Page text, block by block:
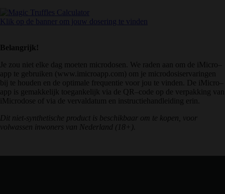
Klik op de banner om jouw dosering te vinden
Belangrijk!
Je zou iet el ke dag moeten microdosen We raden aan om de Micro
app te geb ru iken (www im icroapp com ) om je microdos iser v aringen
b ij te houden en de optimale frequent ie v oor jou te vinden De Micro
app is gemak kel ijk toegan kel ijk via de QR code op de ver pak king van
Microdose of via de ver v aldatum en instruct ie handle iding er
Dit niet-synthetische product is beschikbaar om te kopen, voor
volwassen inwoners van Nederland (18+).